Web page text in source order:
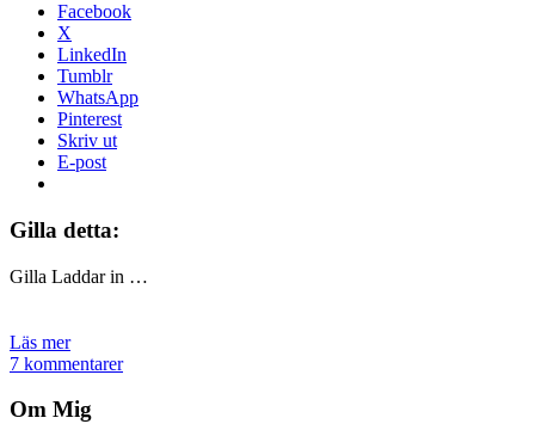
Facebook
X
LinkedIn
Tumblr
WhatsApp
Pinterest
Skriv ut
E-post
Gilla detta:
Gilla Laddar in …
Läs mer
7 kommentarer
Om Mig